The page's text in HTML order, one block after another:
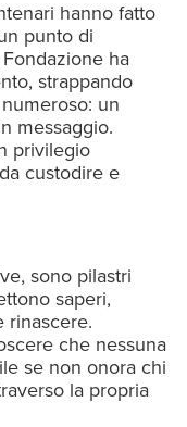
hanno fatto
punto di
ha
strappando
un
messaggio.
privilegio
custodire e
sono pilastri
saperi,
rinascere.
che nessuna
se non onora chi
la propria